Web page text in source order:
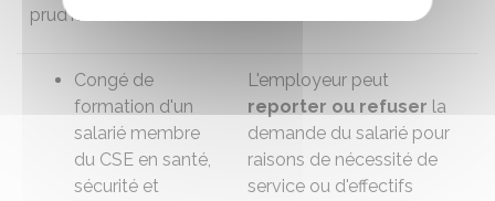
prud'homaux
Congé de
formation d'un
salarié membre
du CSE en santé,
sécurité et
L'employeur peut
reporter ou refuser la
demande du salarié pour
raisons de nécessité de
service ou d'effectifs